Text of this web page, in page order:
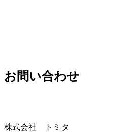
お問い合わせ
株式会社 トミタ